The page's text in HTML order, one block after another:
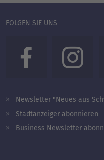
FOLGEN SIE UNS
Newsletter "Neues aus
Stadtanzeiger abonnieren
Business Newsletter